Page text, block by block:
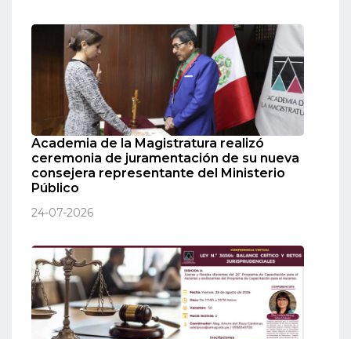
Academia de la Magistratura realizó
ceremonia de juramentación de su nueva
consejera representante del Ministerio
Público
24-07-2026